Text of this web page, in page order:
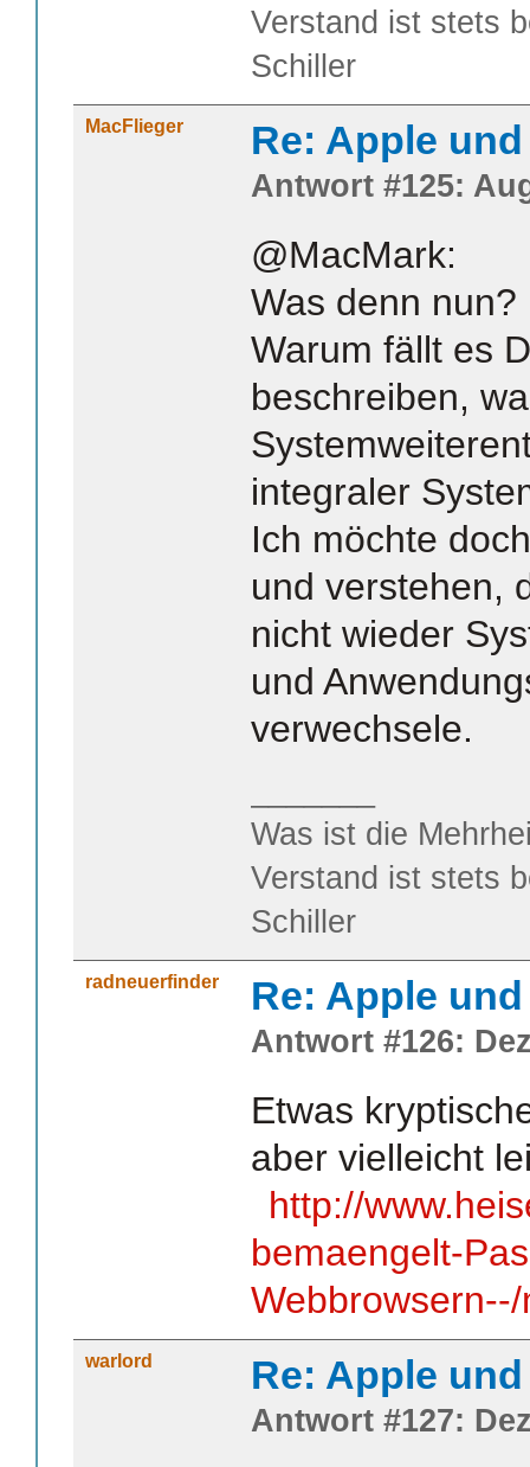
Verstand ist stets
Schiller
MacFlieger Re: Apple
Antwort #125:
@MacMark:
Was denn nun?
Warum fällt es
beschreiben,
integraler
Ich möchte
und verstehen,
nicht wieder
und
verwechsele.
Was ist die
Verstand ist stets
Schiller
radneuerfinder Re: Apple
Antwort #126:
Etwas
aber vielleicht
http://
bemaengelt-
warlord Re: Apple
Antwort #127: